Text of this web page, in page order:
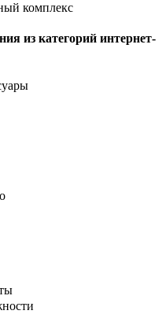
комплекс
из категорий интернет-